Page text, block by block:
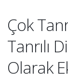
Çok
Tanrılı
Olarak